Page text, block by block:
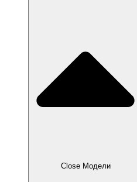
Close Модели